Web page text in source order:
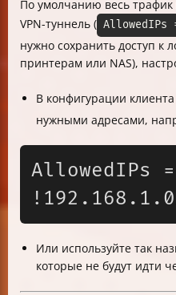
По умолчанию весь
VPN-туннель (
нужно сохранить доступ к
принтерам или NAS),
В конфигурации
нужными адресами,
AllowedIPs
Или используйте так
которые не будут идти